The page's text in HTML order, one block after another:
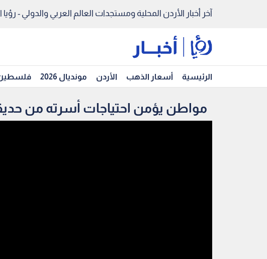
آخر أخبار الأردن المحلية ومستجدات العالم العربي والدولي - رؤيا
الرئيسية أسعار الذهب الأردن مونديال 2026
مواطن يؤمن احتياجات أسرته من